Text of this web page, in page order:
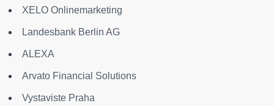
XELO Onlinemarketing
Landesbank Berlin AG
ALEXA
Arvato Financial Solutions
Vystaviste Praha